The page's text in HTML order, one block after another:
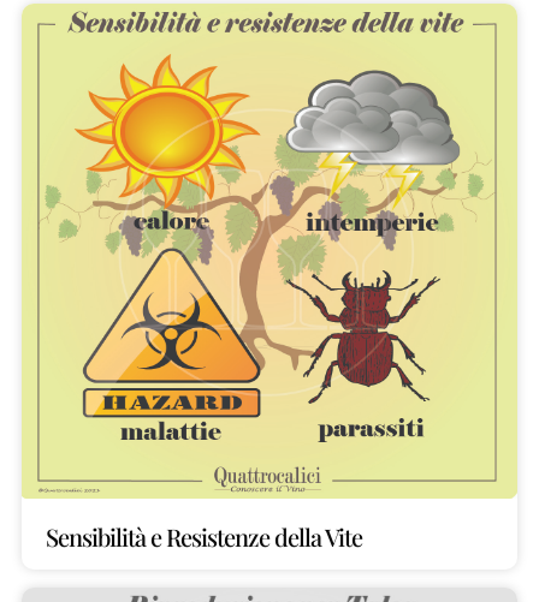
Sensibilità e Resistenze della Vite